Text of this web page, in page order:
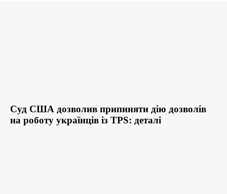
Суд США дозволив припиняти дію дозволів
на роботу українців із TPS: деталі